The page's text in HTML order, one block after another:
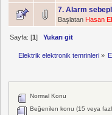
7. Alarm
Başlatan Hasan
Sayfa: [1] Yukarı git
Elektrik elektronik temrinleri»
Normal Konu
Beğenilen konu (15 veya